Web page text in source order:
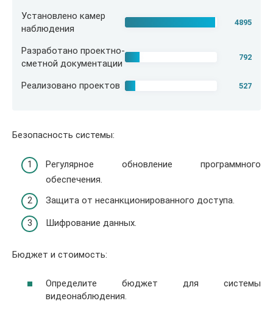
Установлено камер
наблюдения
4895
Разработано проектно-
сметной документации
792
Реализовано проектов 527
Безопасность системы:
Регулярное обновление программного
обеспечения.
Защита от несанкционированного доступа.
Шифрование данных.
Бюджет и стоимость:
Определите бюджет для системы
видеонаблюдения.